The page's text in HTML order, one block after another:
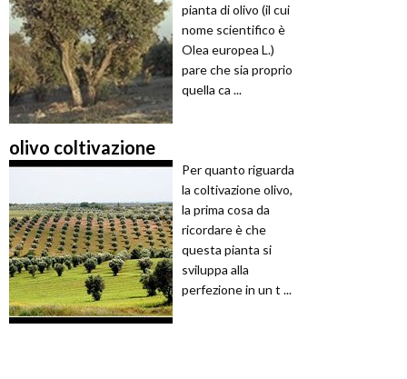
pianta di olivo (il cui
nome scientifico è
Olea europea L.)
pare che sia proprio
quella ca ...
olivo coltivazione
Per quanto riguarda
la coltivazione olivo,
la prima cosa da
ricordare è che
questa pianta si
sviluppa alla
perfezione in un t ...